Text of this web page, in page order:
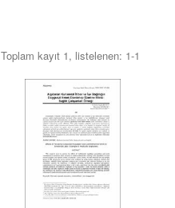
Toplam kayıt 1, listelenen: 1-1